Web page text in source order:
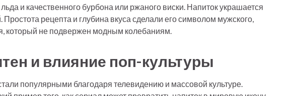
и качественного бурбона или ржаного виски. Напиток украшается
рецепта и глубина вкуса сделали его символом мужского,
который не подвержен модным колебаниям.
и влияние поп-культуры
популярными благодаря телевидению и массовой культуре.